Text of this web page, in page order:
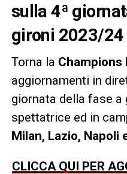
sulla 4ª
gironi 2023/24
Torna la Champions
aggiornamenti in
giornata della fase a
spettatrice ed in
Milan, Lazio, Napoli
CLICCA QUI PER